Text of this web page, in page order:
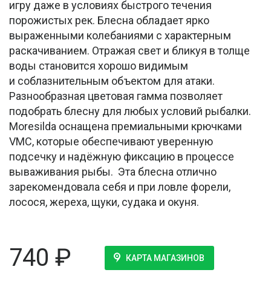
игру даже в условиях быстрого течения
порожистых рек. Блесна обладает ярко
выраженными колебаниями с характерным
раскачиванием. Отражая свет и бликуя в толще
воды становится хорошо видимым
и соблазнительным объектом для атаки.
Разнообразная цветовая гамма позволяет
подобрать блесну для любых условий рыбалки.
Moresilda оснащена премиальными крючками
VMC, которые обеспечивают уверенную
подсечку и надёжную фиксацию в процессе
вываживания рыбы. Эта блесна отлично
зарекомендовала себя и при ловле форели,
лосося, жереха, щуки, судака и окуня.
740 ₽ КАРТА МАГАЗИНОВ